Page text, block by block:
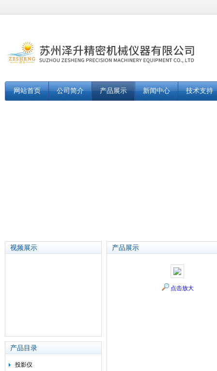
网站首页 公司简介 产品展示 新闻中心 技术支持
视频展示
产品目录
投影仪
产品展示
点击放大